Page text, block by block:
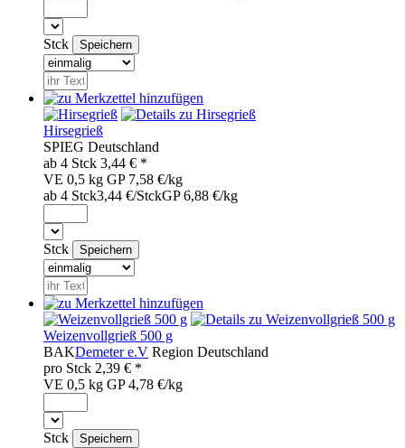
Stck
Hirsegrieß
SPIEG Deutschland
ab 4 Stck 3,44 € *
VE 0,5 kg GP 7,58 €/kg
ab 4 Stck3,44 €/StckGP 6,88 €/kg
Stck
Weizenvollgrieß 500 g
BAKDemeter e.V Region Deutschland
pro Stck 2,39 € *
VE 0,5 kg GP 4,78 €/kg
Stck